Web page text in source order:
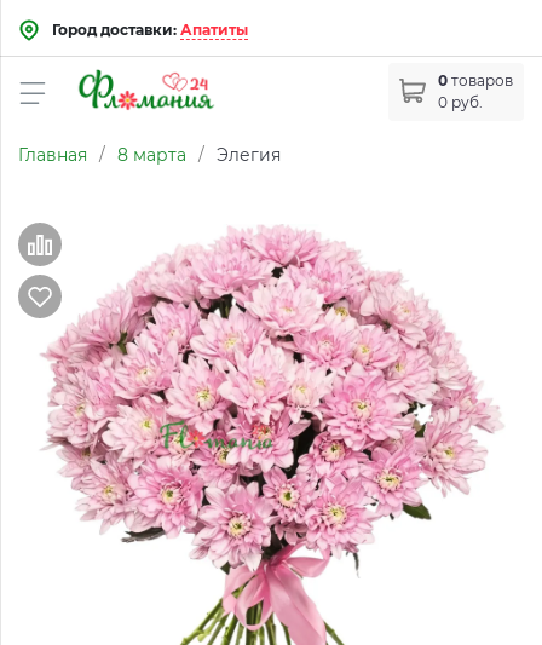
Город доставки: Апатиты
0 товаров
0 руб.
Главная / 8 марта / Элегия